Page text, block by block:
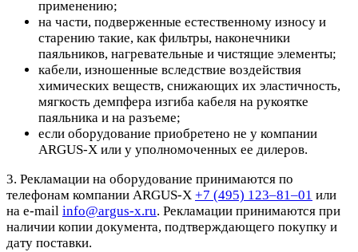
применению;
на части, подверженные естественному износу и
старению такие, как фильтры, наконечники
паяльников, нагревательные и чистящие элементы;
кабели, изношенные вследствие воздействия
химических веществ, снижающих их эластичность,
мягкость демпфера изгиба кабеля на рукоятке
паяльника и на разъеме;
если оборудование приобретено не у компании
ARGUS-X или у уполномоченных ее дилеров.
3. Рекламации на оборудование принимаются по
телефонам компании ARGUS-X +7 (495) 123–81–01 или
на e-mail info@argus-x.ru. Рекламации принимаются при
наличии копии документа, подтверждающего покупку и
дату поставки.